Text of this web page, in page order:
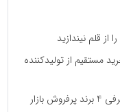
قلم نیندازید
مستقیم از تولیدکننده